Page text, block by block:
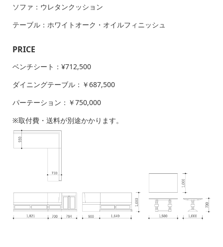
ソファ：ウレタンクッション
テーブル：ホワイトオーク・オイルフィニッシュ
PRICE
ベンチシート：¥712,500
ダイニングテーブル：￥687,500
パーテーション：￥750,000
※取付費・送料が別途かかります。